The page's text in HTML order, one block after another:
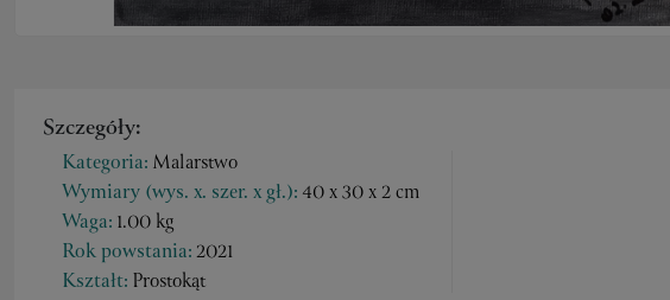
Szczegóły:
Kategoria: Malarstwo
Wymiary (wys. x. szer. x gł.): 40 x 30 x 2 cm
Waga: 1.00 kg
Rok powstania:2021
Kształt: Prostokąt